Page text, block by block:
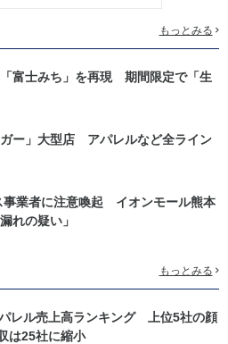
もっとみる
「富士みち」を再現 期間限定で「生
ー」大型店 アパレルなど全ライン
事業者に注意喚起 イオンモール熊本
れの疑い」
もっとみる
レル売上高ランキング 上位5社の顔
は25社に縮小